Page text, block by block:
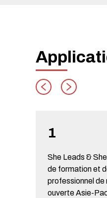
1
She Leads &
de formation et
professionnel
ouverte Asie-